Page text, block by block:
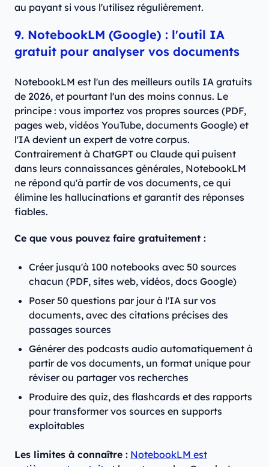
au payant si vous l'utilisez régulièrement.
9. NotebookLM (Google) : l'outil IA
gratuit pour analyser vos documents
NotebookLM est l'un des meilleurs outils IA gratuits
de 2026, et pourtant l'un des moins connus. Le
principe : vous importez vos propres sources (PDF,
pages web, vidéos YouTube, documents Google) et
l'IA devient un expert de votre corpus.
Contrairement à ChatGPT ou Claude qui puisent
dans leurs connaissances générales, NotebookLM
ne répond qu'à partir de vos documents, ce qui
élimine les hallucinations et garantit des réponses
fiables.
Ce que vous pouvez faire gratuitement :
Créer jusqu'à 100 notebooks avec 50 sources
chacun (PDF, sites web, vidéos, docs Google)
Poser 50 questions par jour à l'IA sur vos
documents, avec des citations précises des
passages sources
Générer des podcasts audio automatiquement à
partir de vos documents, un format unique pour
réviser ou partager vos recherches
Produire des quiz, des flashcards et des rapports
pour transformer vos sources en supports
exploitables
Les limites à connaître : NotebookLM est